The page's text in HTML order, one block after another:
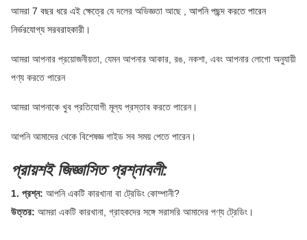
আমরা 7 বছর ধরে এই ক্ষেত্রে যে দলের অভিজ্ঞতা আছে
, আপনি পছন্দ করতে পারেন
নির্ভরযোগ্য সরবরাহকারী।
আমরা আপনার প্রয়োজনীয়তা, যেমন আপনার আকার, রঙ, নকশা, এবং আপনার লোগো অনুযায়ী
পণ্য করতে পারেন
আমরা আপনাকে খুব প্রতিযোগী মূল্য প্রস্তাব করতে পারেন।
আপনি আমাদের থেকে বিশেষজ্ঞ গাইড সব সময় পেতে পারেন।
প্রায়শই জিজ্ঞাসিত প্রশ্নাবলী:
1. প্রশ্ন: আপনি একটি কারখানা বা ট্রেডিং কোম্পানী?
উত্তর: আমরা একটি কারখানা, গ্রাহকদের সঙ্গে সরাসরি আমাদের পণ্য ট্রেডিং।